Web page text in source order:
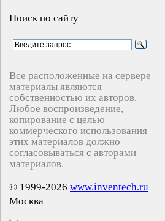
Поиск по сайту
Все расположенные на сервере
материалы являются
собственностью их авторов.
Любое воспроизведение,
копирование с целью
коммерческого использования
этих материалов должно
согласовываться с авторами
материалов.
© 1999-2026 www.inventech.ru
Москва